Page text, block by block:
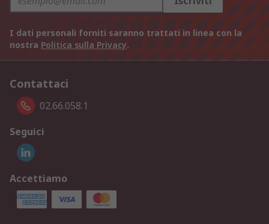
I dati personali forniti saranno trattati in linea con la
nostra Politica sulla Privacy.
Contattaci
02.66.058.1
Seguici
Accettiamo